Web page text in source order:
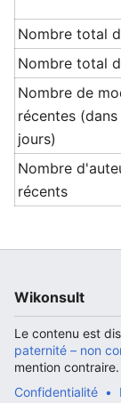
Nombre total
Nombre total
Nombre de
récentes
jours)
Nombre
récents
Wikonsult
Le contenu est
paternité – non
mention contraire.
Confidentialité